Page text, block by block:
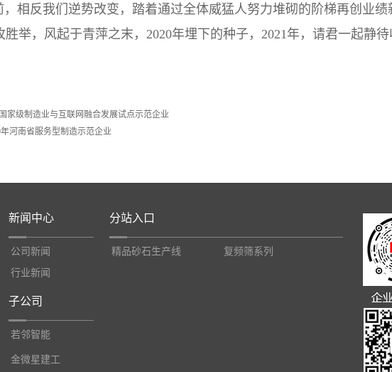
，相反我们逆势改变，踏着通过全体威猛人努力堆砌的阶梯再创业绩
胜举，风起于青萍之末，2020年埋下的种子，2021年，请君一起静待
家级制造业与互联网融合发展试点示范企业
河南省服务型制造示范企业
新闻中心
公司新闻
行业新闻
子公司
若邻智能
金微星建工
分站入口
精品砂石生产线 复频筛系列